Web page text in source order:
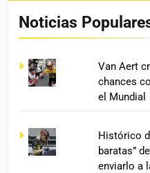
Noticias
Van Aert
chances
el Mundial
Histórico
baratas”
enviarlo a